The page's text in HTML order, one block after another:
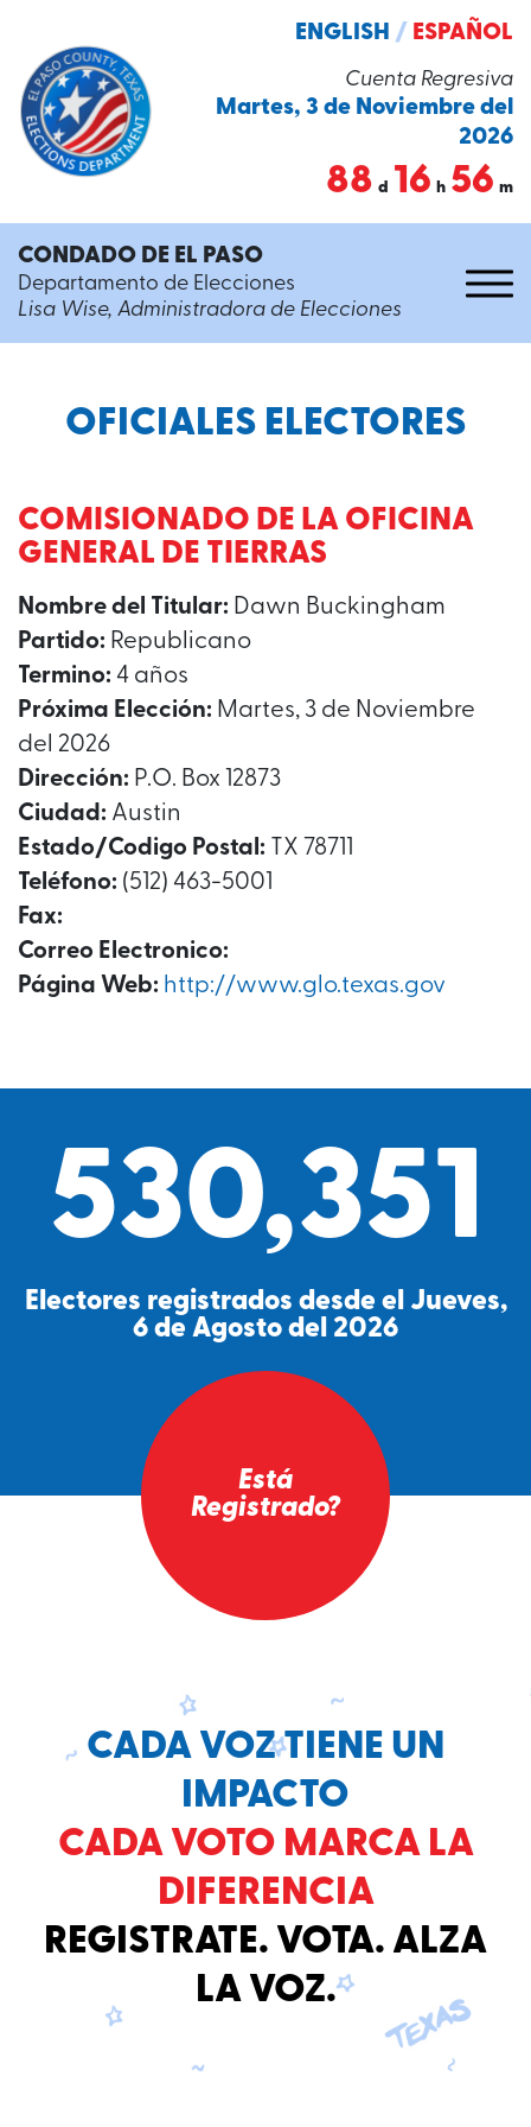
Cuenta Regresiva
Martes, 3 de Noviembre del
2026
88 d 16 h 56 m
ENGLISH / ESPAÑOL
CONDADO DE EL PASO
Departamento de Elecciones
Lisa Wise, Administradora de Elecciones
OFICIALES ELECTORES
COMISIONADO DE LA OFICINA
GENERAL DE TIERRAS
Nombre del Titular: Dawn Buckingham
Partido: Republicano
Termino: 4 años
Próxima Elección: Martes, 3 de Noviembre
del 2026
Dirección: P.O. Box 12873
Ciudad: Austin
Estado/Codigo Postal: TX 78711
Teléfono: (512) 463-5001
Fax:
Correo Electronico:
Página Web: http://www.glo.texas.gov
530,351
Electores registrados desde el Jueves,
6 de Agosto del 2026
Está
Registrado?
CADA VOZ TIENE UN
IMPACTO
CADA VOTO MARCA LA
DIFERENCIA
REGISTRATE. VOTA. ALZA
LA VOZ.